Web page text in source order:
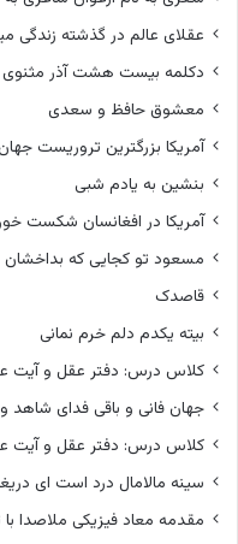
عقلای عالم در گذشته زندگی
دکلمه بیست هشت آذر مثنوی
معشوق حافظ و سعدی
آمریکا بزرگترین تروریست
بنشین به یادم شبی
آمریکا در افغانسان شکست
مسعود تو کجایی که بداخشان
قاصدک
بیته یکدم دلم خرم نمانی
کلاس درس: دفتر عقل و آیت
جهان فانی و باقی فدای شاهد
کلاس درس: دفتر عقل و آیت
سینه مالامال درد است ای
مقدمه معاد فیزیکی ملاصدا با